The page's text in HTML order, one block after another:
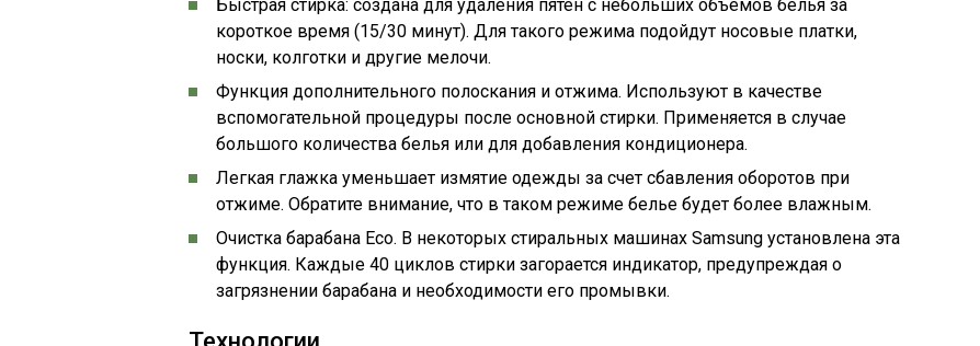
Быстрая стирка: создана для удаления пятен с небольших объемов белья за
короткое время (15/30 минут). Для такого режима подойдут носовые платки,
носки, колготки и другие мелочи.
Функция дополнительного полоскания и отжима. Используют в качестве
вспомогательной процедуры после основной стирки. Применяется в случае
большого количества белья или для добавления кондиционера.
Легкая глажка уменьшает измятие одежды за счет сбавления оборотов при
отжиме. Обратите внимание, что в таком режиме белье будет более влажным.
Очистка барабана Eco. В некоторых стиральных машинах Samsung установлена эта
функция. Каждые 40 циклов стирки загорается индикатор, предупреждая о
загрязнении барабана и необходимости его промывки.